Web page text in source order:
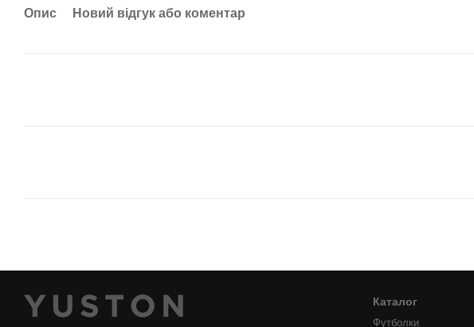
Опис Новий відгук або коментар
Каталог
Футболки